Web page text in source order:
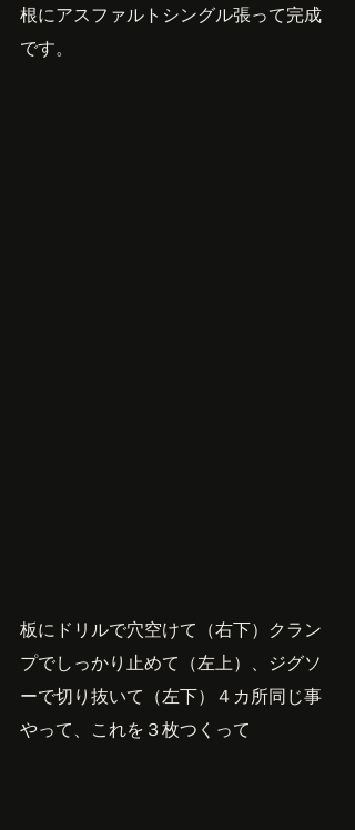
根にアスファルトシングル張って完成
です。
板にドリルで穴空けて（右下）クラン
プでしっかり止めて（左上）、ジグソ
ーで切り抜いて（左下）４カ所同じ事
やって、これを３枚つくって